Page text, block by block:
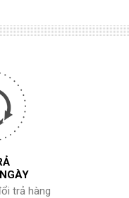
trả hàng